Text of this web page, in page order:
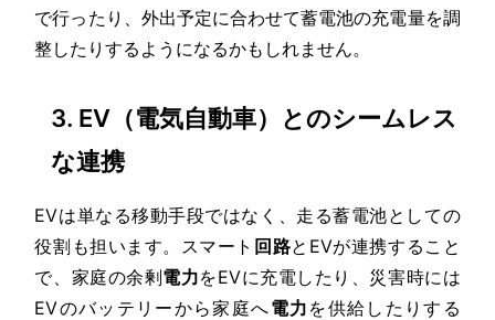
で行ったり、外出予定に合わせて蓄電池の充電量を調
整したりするようになるかもしれません。
3. EV（電気自動車）とのシームレス
な連携
EVは単なる移動手段ではなく、走る蓄電池としての
役割も担います。スマート 回路とEVが連携すること
で、家庭の余剰電力をEVに充電したり、災害時には
EVのバッテリーから家庭へ電力 を供給したりする